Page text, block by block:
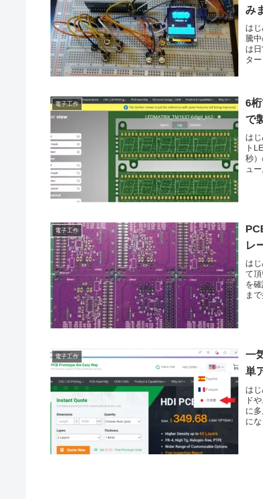
み
は
騰
は
タ
電子工作
6
で
は
ト
秒
ュ
電子工作
レ
は
て
を
ま
電子工作
一
単
は
ド
に
に